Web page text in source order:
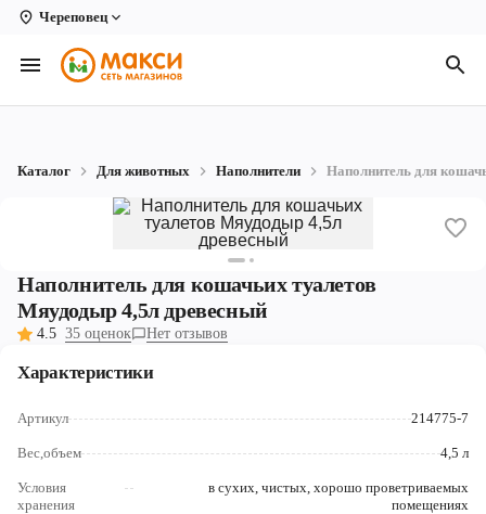
Череповец
Вологда
Архангельск
Коряжма
Котлас
Новодвинск
Северодвинск
Череповец
Каталог Для животных Наполнители Наполнитель для
Наполнитель для кошачьих туалетов
Мяудодыр 4,5л древесный
4.5 35 оценок Нет отзывов
Характеристики
Артикул 214775-7
Вес,объем 4,5 л
Условия
хранения
в сухих, чистых, хорошо проветриваемых
помещениях